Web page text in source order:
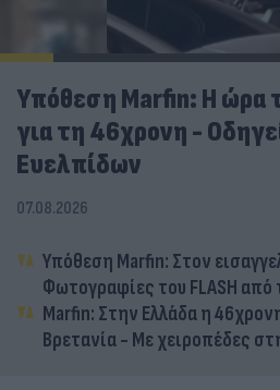
Υπόθεση Marfin: Η ώρα
για τη 46χρονη -
Ευελπίδων
07.08.2026
Υπόθεση Marfin: Στον
Φωτογραφίες του FLASH
Marfin: Στην Ελλάδα η
Βρετανία - Με χειροπέδες